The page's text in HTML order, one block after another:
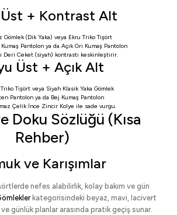
+ Kontrast Alt
Gömlek (Dik Yaka) veya Ekru Triko Tişört
Pantolon ya da Açık Gri Kumaş Pantolon
Deri Ceket(siyah) kontrastı keskinleştirir.
Üst + Açık Alt
Tişörtveya Siyah Klasik Yaka Gömlek
Pantolon ya da Bej Kumaş Pantolon
Çelik İnce Zincir Kolye ile sade vurgu.
Doku Sözlüğü (Kısa
Rehber)
ve Karışımlar
nefes alabilirlik, kolay bakım ve gün
kategorisindeki beyaz, mavi, lacivert
günlük planlar arasında pratik geçiş sunar.